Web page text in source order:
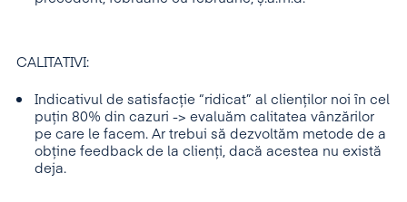
CALITATIVI:
Indicativul de satisfacție “ridicat” al clienților noi în cel
puțin 80% din cazuri -> evaluăm calitatea vânzărilor
pe care le facem. Ar trebui să dezvoltăm metode de a
obține feedback de la clienți, dacă acestea nu există
deja.